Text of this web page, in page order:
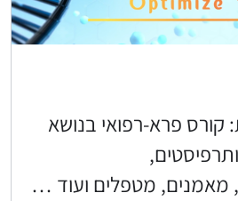
קורס פרא-רפואי בנושא
מאמנים, מטפלים ועוד …